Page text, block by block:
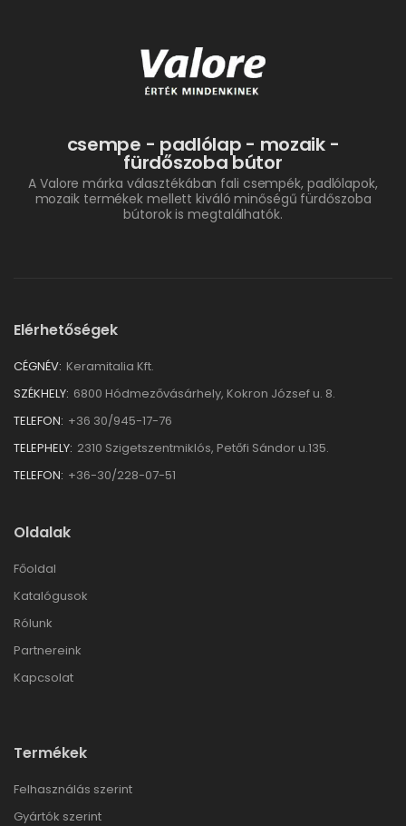
csempe - padlólap - mozaik -
fürdőszoba bútor
A Valore márka választékában fali csempék, padlólapok,
mozaik termékek mellett kiváló minőségű fürdőszoba
bútorok is megtalálhatók.
Elérhetőségek
CÉGNÉV: Keramitalia Kft.
SZÉKHELY: 6800 Hódmezővásárhely, Kokron József u. 8.
TELEFON: +36 30/945-17-76
TELEPHELY: 2310 Szigetszentmiklós, Petőfi Sándor u.135.
TELEFON: +36-30/228-07-51
Oldalak
Főoldal
Katalógusok
Rólunk
Partnereink
Kapcsolat
Termékek
Felhasználás szerint
Gyártók szerint